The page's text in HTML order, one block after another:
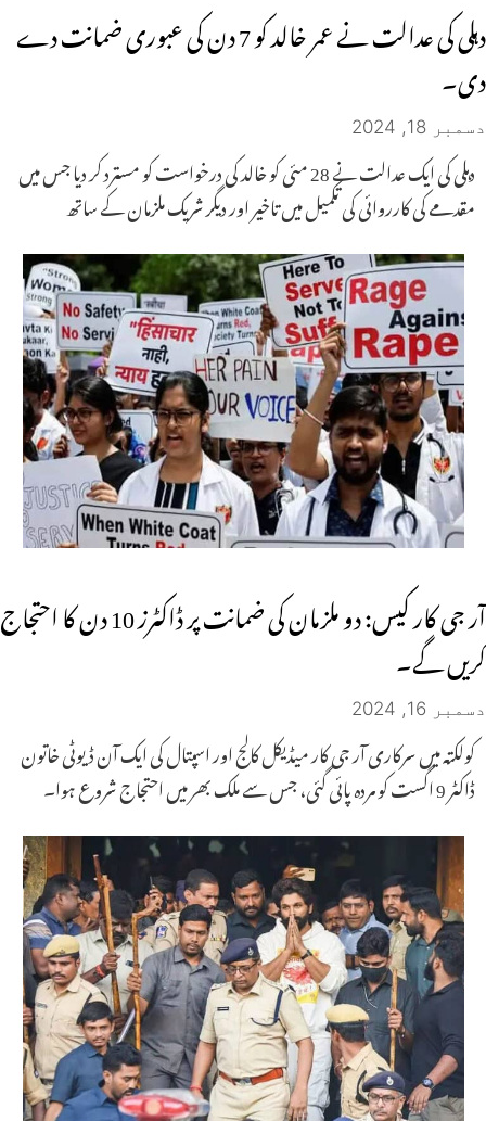
دہلی کی عدالت نے عمر خالد کو 7 دن کی عبوری ضمانت دے
دی۔
دسمبر 18, 2024
دہلی کی ایک عدالت نے 28 مئی کو خالد کی درخواست کو مسترد کر دیا جس میں
مقدمے کی کارروائی کی تکمیل میں تاخیر اور دیگر شریک ملزمان کے ساتھ
آر جی کار کیس: دو ملزمان کی ضمانت پر ڈاکٹرز 10 دن کا احتجاج
کریں گے۔
دسمبر 16, 2024
کولکتہ میں سرکاری آر جی کار میڈیکل کالج اور اسپتال کی ایک آن ڈیوٹی خاتون
ڈاکٹر 9 اگست کو مردہ پائی گئی، جس سے ملک بھر میں احتجاج شروع ہوا۔